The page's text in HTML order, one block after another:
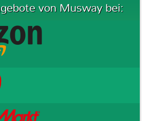
von Musway bei: